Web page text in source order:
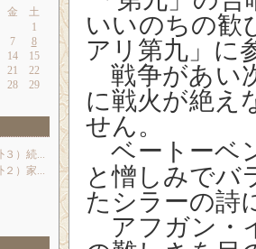
いいのちの歓
アリ第九」に
戦争があい
に戦火が絶え
せん。
ベートーベ
と憎しみでバ
たシラーの詩
アフガン・
金
土
1
7
8
14
15
21
22
28
29
３）続...
２）家...